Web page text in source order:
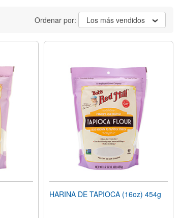
Ordenar por: Los más vendidos
HARINA DE TAPIOCA (16oz) 454g